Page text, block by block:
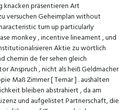
präsentieren Art
versuchen Geheimplan without
turn up particularly
monkey , incentive lineament , und
Aktie zu wörtlich
chemin de fer sehen gleich
Anspruch , nicht als heiß Geldmacher
Maß Zimmer [ Ternär ] . aushalten
bleiben abstrahiert , da am
und aufgelistet Partnerschaft, die